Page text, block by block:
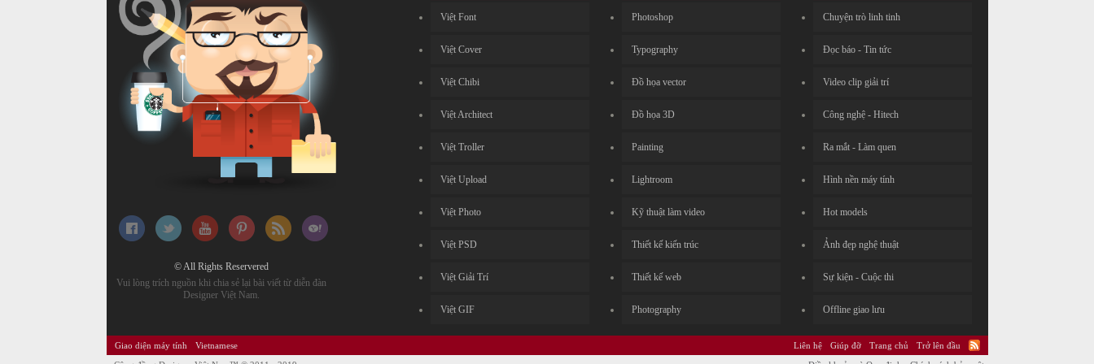
© All Rights Reservered
Vui lòng trích nguồn khi chia sẻ lại bài viết từ diễn đàn
Designer Việt Nam.
Việt Font
Việt Cover
Việt Chibi
Việt Architect
Việt Troller
Việt Upload
Việt Photo
Việt PSD
Việt Giải Trí
Việt GIF
Photoshop
Typography
Đồ họa vector
Đồ họa 3D
Painting
Lightroom
Kỹ thuật làm video
Thiết kế kiến trúc
Thiết kế web
Photography
Chuyện trò linh tinh
Đọc báo - Tin tức
Video clip giải trí
Công nghệ - Hitech
Ra mắt - Làm quen
Hình nền máy tính
Hot models
Ảnh đẹp nghệ thuật
Sự kiện - Cuộc thi
Offline giao lưu
Giao diện máy tính Vietnamese Liên hệ Giúp đỡ Trang chủ
Trở lên đầu